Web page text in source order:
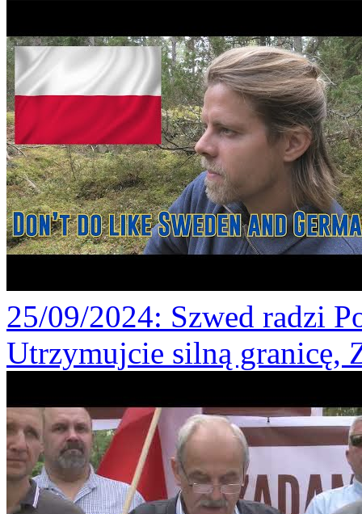
25/09/2024: Szwed radzi
Utrzymujcie silną granicę,